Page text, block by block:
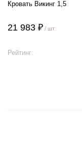
Кровать Викинг 1,5
21 983 ₽ / шт
Рейтинг: